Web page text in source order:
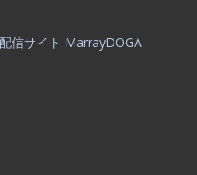
信サイト MarrayDOGA